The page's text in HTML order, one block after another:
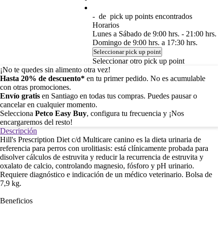
- de pick up points encontrados
Horarios
Lunes a Sábado de 9:00 hrs. - 21:00 hrs.
Domingo de 9:00 hrs. a 17:30 hrs.
Seleccionar pick up point
Seleccionar otro pick up point
¡No te quedes sin alimento otra vez!
Hasta 20% de descuento* en tu primer pedido. No es acumulable
con otras promociones.
Envío gratis en Santiago en todas tus compras. Puedes pausar o
cancelar en cualquier momento.
Selecciona Petco Easy Buy, configura tu frecuencia y ¡Nos
encargaremos del resto!
Descripción
Hill's Prescription Diet c/d Multicare canino es la dieta urinaria de
referencia para perros con urolitiasis: está clínicamente probada para
disolver cálculos de estruvita y reducir la recurrencia de estruvita y
oxalato de calcio, controlando magnesio, fósforo y pH urinario.
Requiere diagnóstico e indicación de un médico veterinario. Bolsa de
7,9 kg.
Beneficios